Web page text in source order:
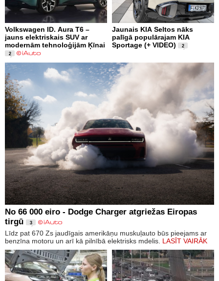
Volkswagen ID. Aura T6 –
jauns elektriskais SUV ar
modernām tehnoloģijām Ķīnai
2
Jaunais KIA Seltos nāks
palīgā populārajam KIA
Sportage (+ VIDEO)
2
No 66 000 eiro - Dodge Charger atgriežas Eiropas
tirgū
3
Līdz pat 670 Zs jaudīgais amerikāņu muskuļauto būs pieejams ar
benzīna motoru un arī kā pilnībā elektrisks mdelis. LASĪT VAIRĀK